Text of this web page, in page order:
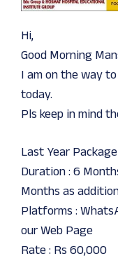
Hi,
Good Morning
I am on the way
today.
Pls keep in mind
Last Year Package
Duration : 6
Months as
Platforms :
our Web Page
Rate : Rs 60,000